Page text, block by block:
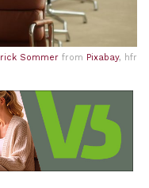
Sommer from Pixabay, hfr